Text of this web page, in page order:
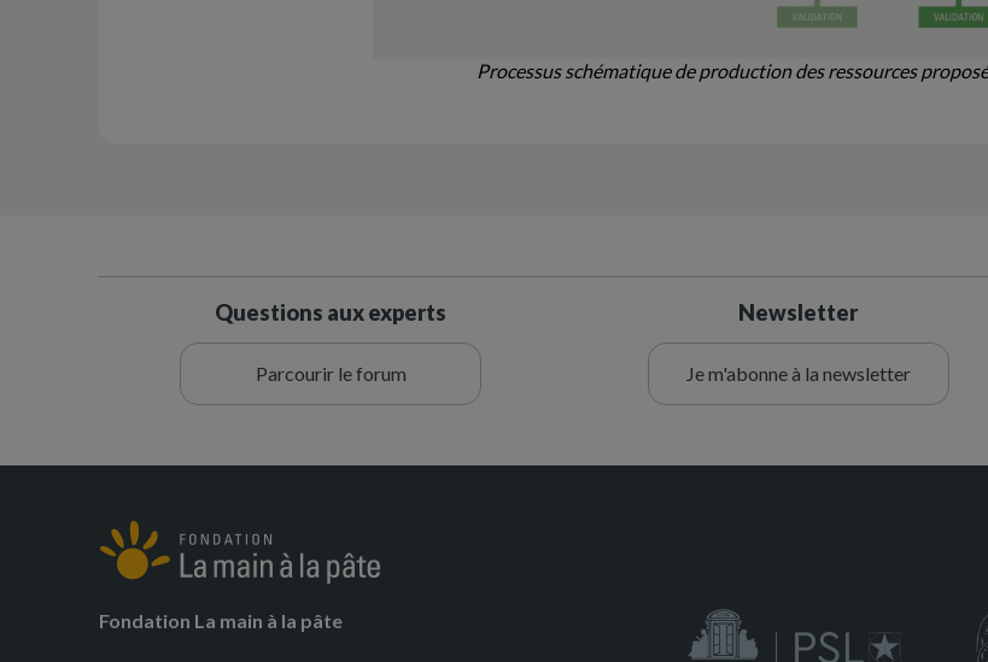
Processus schématique de production des ressources
Questions aux experts
Parcourir le forum
Newsletter
Je m'abonne à la newsletter
Fondation La main à la pâte